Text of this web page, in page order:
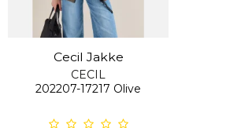
Cecil Jakke
CECIL
202207-17217 Olive